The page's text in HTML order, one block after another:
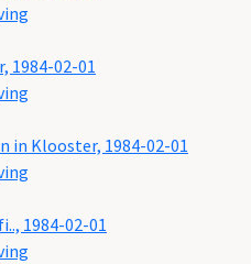
1984-02-01
in Klooster, 1984-02-01
1984-02-01